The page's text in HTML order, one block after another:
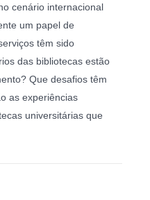
cenário internacional
um papel de
têm sido
das bibliotecas estão
Que desafios têm
as experiências
universitárias que